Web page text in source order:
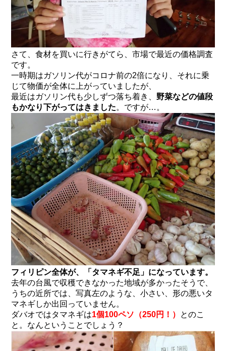
さて、食材を買いに行きがてら、市場で最近の価格調査
です。
一時期はガソリン代がコロナ前の2倍になり、それに乗
じて物価が全体に上がっていましたが、
最近はガソリン代も少しずつ落ち着き、 野菜などの値段
もかなり下がってはきました。ですが…。
フィリピン全体が、「タマネギ不足」になっています。
去年の台風で収穫できなかった地域が多かったそうで、
うちの近所では、写真左のような、小さい、形の悪いタ
マネギしか出回っていません。
ダバオではタマネギは1個100ペソ（250円！） とのこ
と。なんということでしょう？